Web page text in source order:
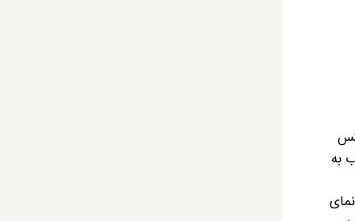
به